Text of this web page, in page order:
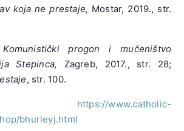
koja ne prestaje, Mostar, 2019., str.
Komunistički progon i mučeništvo
Stepinca, Zagreb, 2017., str. 28;
, str. 100.
https://www.catholic-
bhurleyj.html